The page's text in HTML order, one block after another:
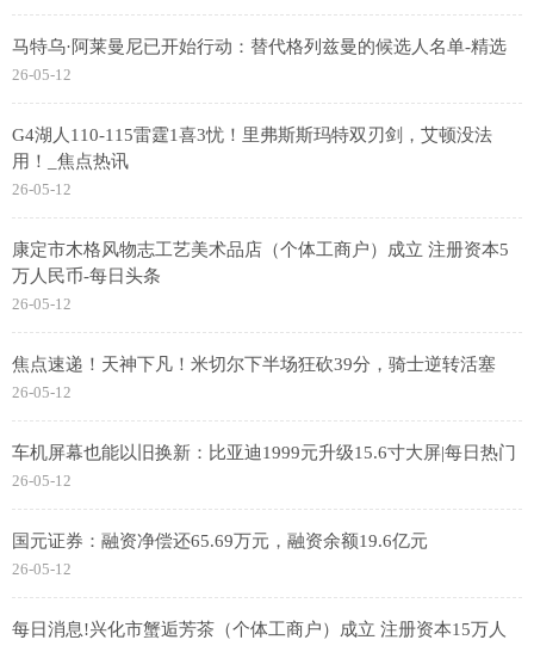
马特乌·阿莱曼尼已开始行动：替代格列兹曼的候选人名单-精选
26-05-12
G4湖人110-115雷霆1喜3忧！里弗斯斯玛特双刃剑，艾顿没法
用！_焦点热讯
26-05-12
康定市木格风物志工艺美术品店（个体工商户）成立 注册资本5
万人民币-每日头条
26-05-12
焦点速递！天神下凡！米切尔下半场狂砍39分，骑士逆转活塞
26-05-12
车机屏幕也能以旧换新：比亚迪1999元升级15.6寸大屏|每日热门
26-05-12
国元证券：融资净偿还65.69万元，融资余额19.6亿元
26-05-12
每日消息!兴化市蟹逅芳茶（个体工商户）成立 注册资本15万人